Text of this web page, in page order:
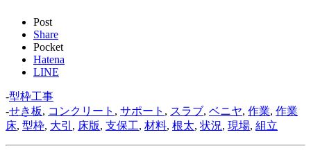
Post
Share
Pocket
Hatena
LINE
-型枠工事
-せき板, コンクリート , サポート , スラブ, ベニヤ, 作業, 作業
床, 型枠, 大引 , 床版, 支保工, 材料, 根太, 状況, 現場, 組立